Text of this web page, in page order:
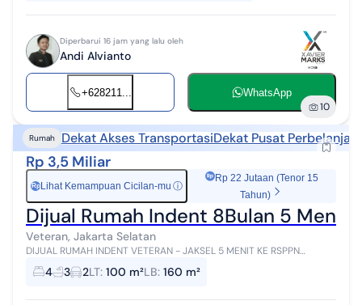
Diperbarui 16 jam yang lalu oleh
Andi Alvianto
+628211... WhatsApp
10
Rumah Dekat Akses TransportasiDekat Pusat
Rp 3,5 Miliar
Rp Lihat Kemampuan Cicilan-mu ⓘ
Rp 22 Jutaan (Tenor 15
Tahun)
Dijual Rumah Indent 8Bulan 5 Menit
Veteran, Jakarta Selatan
DIJUAL RUMAH INDENT VETERAN - JAKSEL 5 MENIT KE RSPPN
SOEDIRMAN 5 MENIT KE TOL JORR VETERAN 10 MENIT KE PONDOK
INDAH MALL luas tanah : 100 m² lu...
4 3 2LT: 100 m²LB: 160 m²